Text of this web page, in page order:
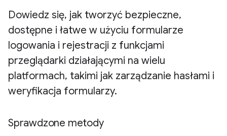
Dowiedz się, jak tworzyć bezpieczne,
dostępne i łatwe w użyciu formularze
logowania i rejestracji z funkcjami
przeglądarki działającymi na wielu
platformach, takimi jak zarządzanie hasłami i
weryfikacja formularzy.
Sprawdzone metody